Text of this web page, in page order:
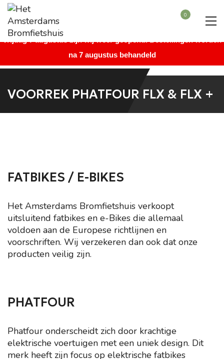
Beste bezoeker, wegens vakantie is onze winkel gesloten vanaf
maandag 27 juli augustus t/m donderdag 6 augustus. Vanaf
na 7 augustus behandeld
0
VOORREK PHATFOUR FLX & FLX +
FATBIKES / E-BIKES
Het Amsterdams Bromfietshuis verkoopt
uitsluitend fatbikes en e-Bikes die allemaal
voldoen aan de Europese richtlijnen en
voorschriften. Wij verzekeren dan ook dat onze
producten veilig zijn.
PHATFOUR
Phatfour onderscheidt zich door krachtige
elektrische voertuigen met een uniek design. Dit
merk heeft zijn focus op elektrische fatbikes